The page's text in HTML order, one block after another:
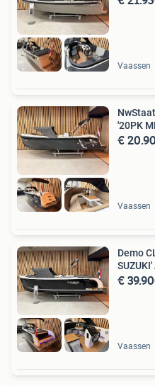
Vaassen
'20PK
€
Vaassen
Demo
€
Vaassen